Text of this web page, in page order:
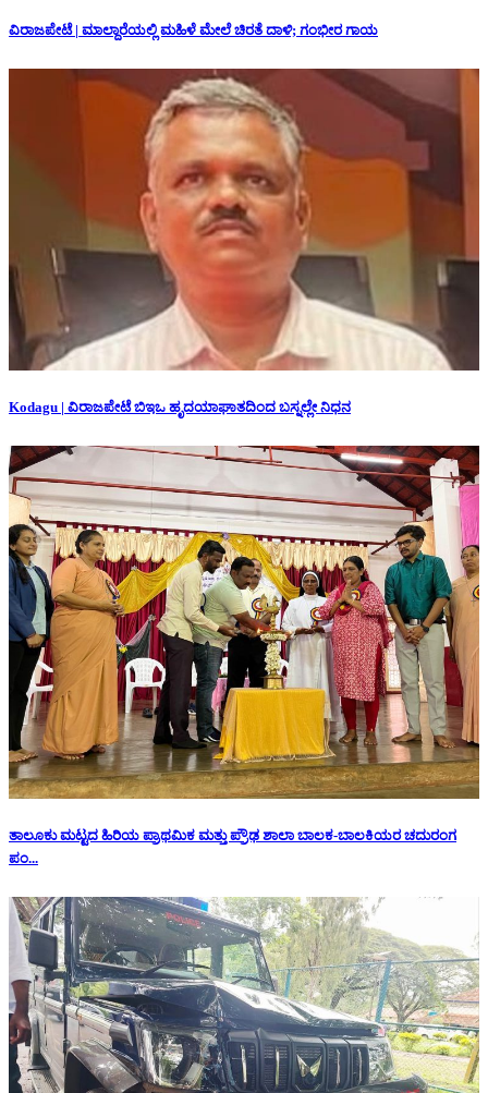
ವಿರಾಜಪೇಟೆ | ಮಾಲ್ದಾರೆಯಲ್ಲಿ ಮಹಿಳೆ ಮೇಲೆ ಚಿರತೆ ದಾಳಿ; ಗಂಭೀರ ಗಾಯ
Kodagu | ವಿರಾಜಪೇಟೆ ಬಿಇಒ ಹೃದಯಾಘಾತದಿಂದ ಬಸ್ನಲ್ಲೇ ನಿಧನ
ತಾಲೂಕು ಮಟ್ಟದ ಹಿರಿಯ ಪ್ರಾಥಮಿಕ ಮತ್ತು ಪ್ರೌಢ ಶಾಲಾ ಬಾಲಕ-ಬಾಲಕಿಯರ ಚದುರಂಗ
ಪಂ...